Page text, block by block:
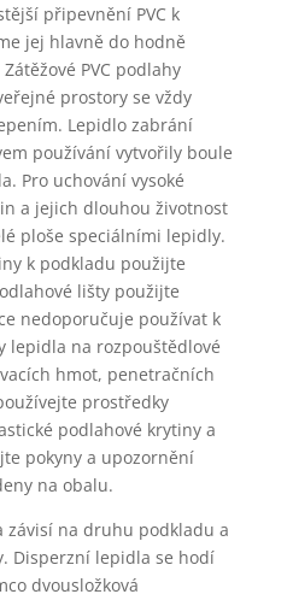
připevnění PVC k
jej hlavně do hodně
PVC podlahy
prostory se vždy
Lepidlo zabrání
používání vytvořily boule
Pro uchování vysoké
a jejich dlouhou životnost
ploše speciálními lepidly.
k podkladu použijte
lišty použijte
nedoporučuje používat k
lepidla na rozpouštědlové
hmot, penetračních
prostředky
podlahové krytiny a
pokyny a upozornění
na obalu.
závisí na druhu podkladu a
Disperzní lepidla se hodí
dvousložková